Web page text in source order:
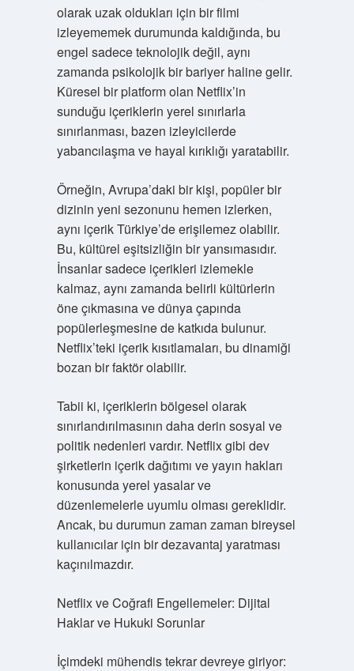
olarak uzak oldukları için bir filmi
izleyememek durumunda kaldığında, bu
engel sadece teknolojik değil, aynı
zamanda psikolojik bir bariyer haline gelir.
Küresel bir platform olan Netflix’in
sunduğu içeriklerin yerel sınırlarla
sınırlanması, bazen izleyicilerde
yabancılaşma ve hayal kırıklığı yaratabilir.
Örneğin, Avrupa’daki bir kişi, popüler bir
dizinin yeni sezonunu hemen izlerken,
aynı içerik Türkiye’de erişilemez olabilir.
Bu, kültürel eşitsizliğin bir yansımasıdır.
İnsanlar sadece içerikleri izlemekle
kalmaz, aynı zamanda belirli kültürlerin
öne çıkmasına ve dünya çapında
popülerleşmesine de katkıda bulunur.
Netflix’teki içerik kısıtlamaları, bu dinamiği
bozan bir faktör olabilir.
Tabii ki, içeriklerin bölgesel olarak
sınırlandırılmasının daha derin sosyal ve
politik nedenleri vardır. Netflix gibi dev
şirketlerin içerik dağıtımı ve yayın hakları
konusunda yerel yasalar ve
düzenlemelerle uyumlu olması gereklidir.
Ancak, bu durumun zaman zaman bireysel
kullanıcılar için bir dezavantaj yaratması
kaçınılmazdır.
Netflix ve Coğrafi Engellemeler: Dijital
Haklar ve Hukuki Sorunlar
İçimdeki mühendis tekrar devreye giriyor: